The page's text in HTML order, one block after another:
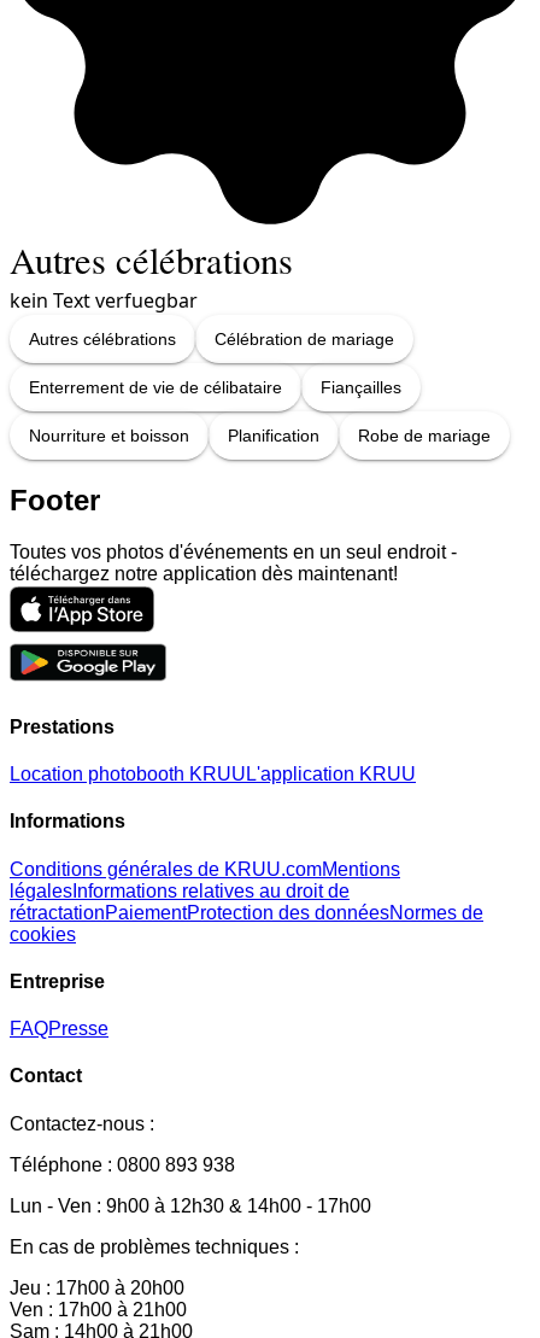
Autres célébrations
kein Text verfuegbar
Autres célébrations Célébration de mariage
Enterrement de vie de célibataire Fiançailles
Nourriture et boisson Planification Robe de mariage
Footer
Toutes vos photos d'événements en un seul endroit -
téléchargez notre application dès maintenant!
Prestations
Location photobooth KRUU L'application KRUU
Informations
Conditions générales de KRUU.comMentions
légales Informations relatives au droit de
rétractationPaiementProtection des donnéesNormes de
cookies
Entreprise
FAQPresse
Contact
Contactez-nous :
Téléphone : 0800 893 938
Lun - Ven : 9h00 à 12h30 & 14h00 - 17h00
En cas de problèmes techniques :
Jeu : 17h00 à 20h00
Ven : 17h00 à 21h00
Sam : 14h00 à 21h00